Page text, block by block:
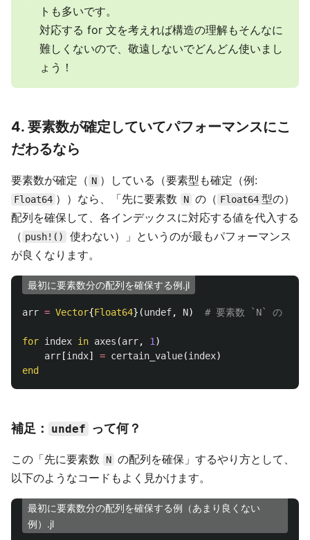
トも多いです。
対応する for 文を考えれば構造の理解もそんなに
難しくないので、敬遠しないでどんどん使いまし
ょう！
4. 要素数が確定していてパフォーマンスにこ
だわるなら
要素数が確定（ N ）している（要素型も確定（例:
Float64 ））なら、「先に要素数 N の（ Float64 型の）
配列を確保して、各インデックスに対応する値を代入する
（ push!()
使わない）」というのが最もパフォーマンス
が良くなります。
最初に要素数分の配列を確保する例.jl
arr = Vector{Float64}(undef, N) # 要素数 `N` の（要
for index in axes (arr, 1 )
arr [indx] = certain_value(index)
end
補足： undef って何？
この「先に要素数 N の配列を確保」するやり方として、
以下のようなコードもよく見かけます。
最初に要素数分の配列を確保する例（あまり良くない
例）.jl